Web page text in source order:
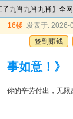
九肖九肖九肖】全
16楼 发表于: 2026-
签到赚钱
事如意！》
你的辛劳付出，无